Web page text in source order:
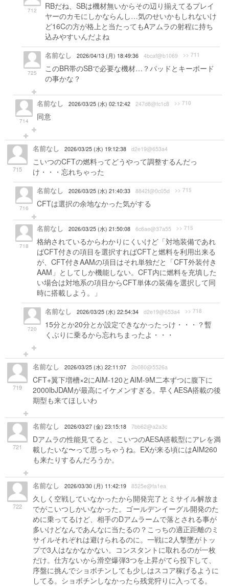
712
RBだね、SBは機材無いからその辺り揃えてるプレイ
ヤーのカモにしかならんし…気のせいかもしれないけ
ど16Cの方が格上と当たってもAアムラの射程に持ち
込みやすいんだよね
725
名前なし 2026/04/13 (月) 18:49:36 4bcaf@b1069 >> 711
このBR帯のSBで必要な機材…？パッドとキーボード
の事かな？
714
名前なし 2026/03/25 (水) 02:12:42 247d8@fc1c8 >> 710
同意
715
名前なし 2026/03/25 (水) 19:12:38 d2e19@653a4
こいつのCFTの燃料ってどうやって調整するんだっ
け・・・忘れちゃった
716
名前なし 2026/03/25 (水) 21:40:33 8842f@0c05d >> 715
CFTは選択の余地なかった気がする
718
名前なし 2026/03/25 (水) 21:50:08 6c6ae@37a55 >> 715
格納されているからわかりにくいけど「対地装備であれ
ばCFT付きの項目を選択すればCFTと燃料を利用出来る
が、CFT付きAAMの項目はそれ単独だと「CFT外装付き
AAM」としてしか機能しない。CFT内に燃料を充填した
い場合は対地系の項目からCFT単体の装備を選択して同
時に搭載しよう。」
720
名前なし 2026/03/25 (水) 22:54:34 d2e19@653a4 >> 718
15分とか20分とか設定できなかったっけ・・・？暫
くぶりに乗るから忘れちまったよ・・・
719
名前なし 2026/03/25 (水) 22:11:07 2b080@5526a
CFT+翼下増槽×2にAIM-120とAIM-9M二本ずつに腹下に
2000lbJDAMが最高にイケメンすぎる。早くAESA搭載の後
期型も来てほしいわ
721
名前なし 2026/03/27 (金) 23:15:18 7bb62@a2a3c
Dアムラの性能見てると、こいつのAESA搭載型にアレを満
載したいな〜って思っちゃうね。EXが来る頃にはAIM260
も来たりするんだろうか。
722
名前なし 2026/03/30 (月) 11:42:19 8525e@fa1ea
久しく空戦していなかったから開発完了とミサイル解放ま
でがこいつしかいなかった。ゴールデンイーグル開発のた
めに乗ってるけど、相手のDアムラームで落とされる事が
多いけどなんであんなに当たるの？こっちの適正距離のミ
サイルそれぞれは避けられるのに。一戦に2人撃墜がトッ
プで3人はなかなかない。コンスタントに取れるのが一枚
だけ。仕方ないから滑空爆弾3つを上昇がてら投下して、
序盤に挑んでショボチンしても少しはスコア稼げるように
してる。ショボチンしなかったら残党狩りに入ってる。